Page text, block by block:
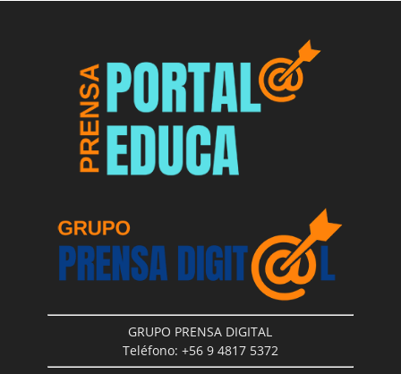
GRUPO PRENSA DIGITAL
Teléfono: +56 9 4817 5372